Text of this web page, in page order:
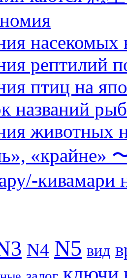
насекомых
рептилий
птиц на
названий
животных
«крайне»
кивамари
N4 N5 вид